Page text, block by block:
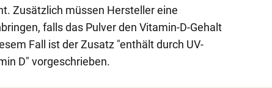
Zusätzlich müssen Hersteller eine
falls das Pulver den Vitamin-D-Gehalt
Fall ist der Zusatz "enthält durch UV-
D" vorgeschrieben.